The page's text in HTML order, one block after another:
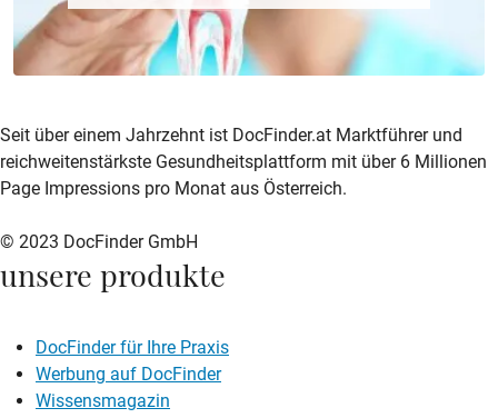
zur DocFinder-Startseite
logo icon
Seit über einem Jahrzehnt ist DocFinder.at Marktführer und
reichweitenstärkste Gesundheitsplattform mit über 6 Millionen
Page Impressions pro Monat aus Österreich.
© 2023 DocFinder GmbH
unsere produkte
DocFinder für Ihre Praxis
Werbung auf DocFinder
Wissensmagazin